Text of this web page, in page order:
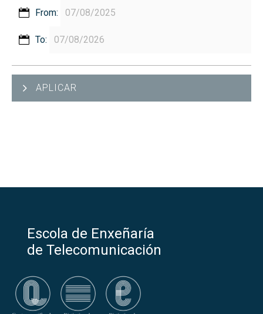
From:
To:
APLICAR
Escola de Enxeñaría
de Telecomunicación